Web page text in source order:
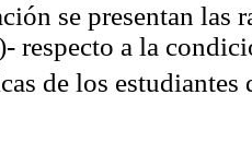
se presentan las
respecto a la
de los